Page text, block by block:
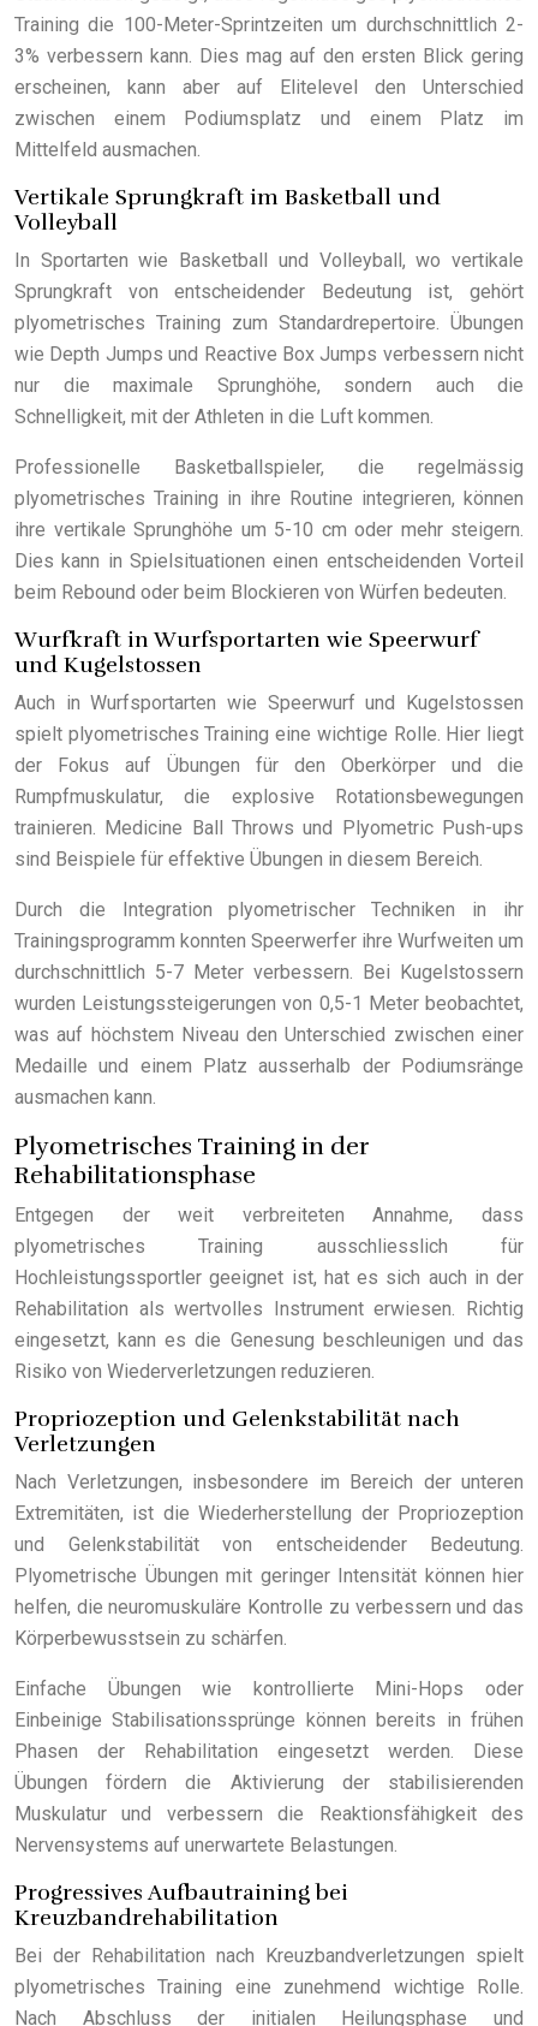
Training die 100-Meter-Sprintzeiten um durchschnittlich 2-
3% verbessern kann. Dies mag auf den ersten Blick gering
erscheinen, kann aber auf Elitelevel den Unterschied
zwischen einem Podiumsplatz und einem Platz im
Mittelfeld ausmachen.
Vertikale Sprungkraft im Basketball und
Volleyball
In Sportarten wie Basketball und Volleyball, wo vertikale
Sprungkraft von entscheidender Bedeutung ist, gehört
plyometrisches Training zum Standardrepertoire. Übungen
wie Depth Jumps und Reactive Box Jumps verbessern nicht
nur die maximale Sprunghöhe, sondern auch die
Schnelligkeit, mit der Athleten in die Luft kommen.
Professionelle Basketballspieler, die regelmässig
plyometrisches Training in ihre Routine integrieren, können
ihre vertikale Sprunghöhe um 5-10 cm oder mehr steigern.
Dies kann in Spielsituationen einen entscheidenden Vorteil
beim Rebound oder beim Blockieren von Würfen bedeuten.
Wurfkraft in Wurfsportarten wie Speerwurf
und Kugelstossen
Auch in Wurfsportarten wie Speerwurf und Kugelstossen
spielt plyometrisches Training eine wichtige Rolle. Hier liegt
der Fokus auf Übungen für den Oberkörper und die
Rumpfmuskulatur, die explosive Rotationsbewegungen
trainieren. Medicine Ball Throws und Plyometric Push-ups
sind Beispiele für effektive Übungen in diesem Bereich.
Durch die Integration plyometrischer Techniken in ihr
Trainingsprogramm konnten Speerwerfer ihre Wurfweiten um
durchschnittlich 5-7 Meter verbessern. Bei Kugelstossern
wurden Leistungssteigerungen von 0,5-1 Meter beobachtet,
was auf höchstem Niveau den Unterschied zwischen einer
Medaille und einem Platz ausserhalb der Podiumsränge
ausmachen kann.
Plyometrisches Training in der
Rehabilitationsphase
Entgegen der weit verbreiteten Annahme, dass
plyometrisches Training ausschliesslich für
Hochleistungssportler geeignet ist, hat es sich auch in der
Rehabilitation als wertvolles Instrument erwiesen. Richtig
eingesetzt, kann es die Genesung beschleunigen und das
Risiko von Wiederverletzungen reduzieren.
Propriozeption und Gelenkstabilität nach
Verletzungen
Nach Verletzungen, insbesondere im Bereich der unteren
Extremitäten, ist die Wiederherstellung der Propriozeption
und Gelenkstabilität von entscheidender Bedeutung.
Plyometrische Übungen mit geringer Intensität können hier
helfen, die neuromuskuläre Kontrolle zu verbessern und das
Körperbewusstsein zu schärfen.
Einfache Übungen wie kontrollierte Mini-Hops oder
Einbeinige Stabilisationssprünge können bereits in frühen
Phasen der Rehabilitation eingesetzt werden. Diese
Übungen fördern die Aktivierung der stabilisierenden
Muskulatur und verbessern die Reaktionsfähigkeit des
Nervensystems auf unerwartete Belastungen.
Progressives Aufbautraining bei
Kreuzbandrehabilitation
Bei der Rehabilitation nach Kreuzbandverletzungen spielt
plyometrisches Training eine zunehmend wichtige Rolle.
Nach Abschluss der initialen Heilungsphase und